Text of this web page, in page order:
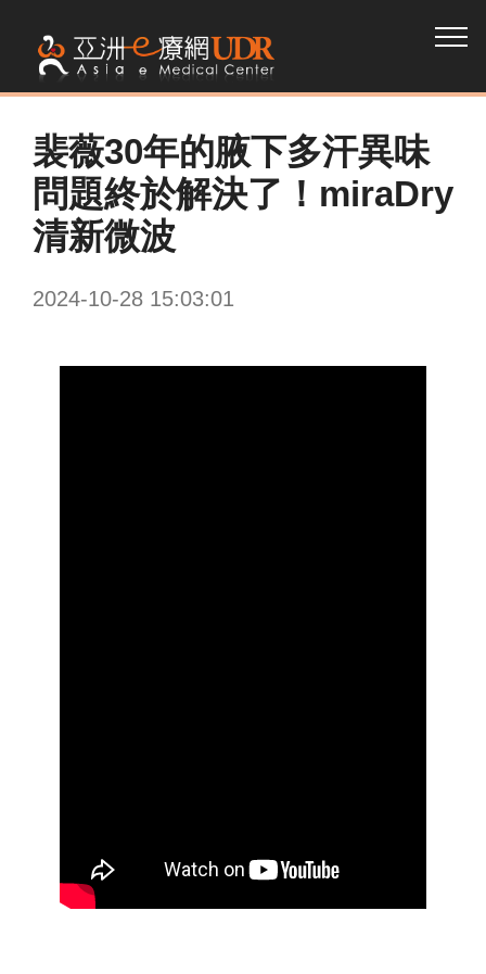
裴薇30年的腋下多汗異味
問題終於解決了！miraDry
清新微波
2024-10-28 15:03:01